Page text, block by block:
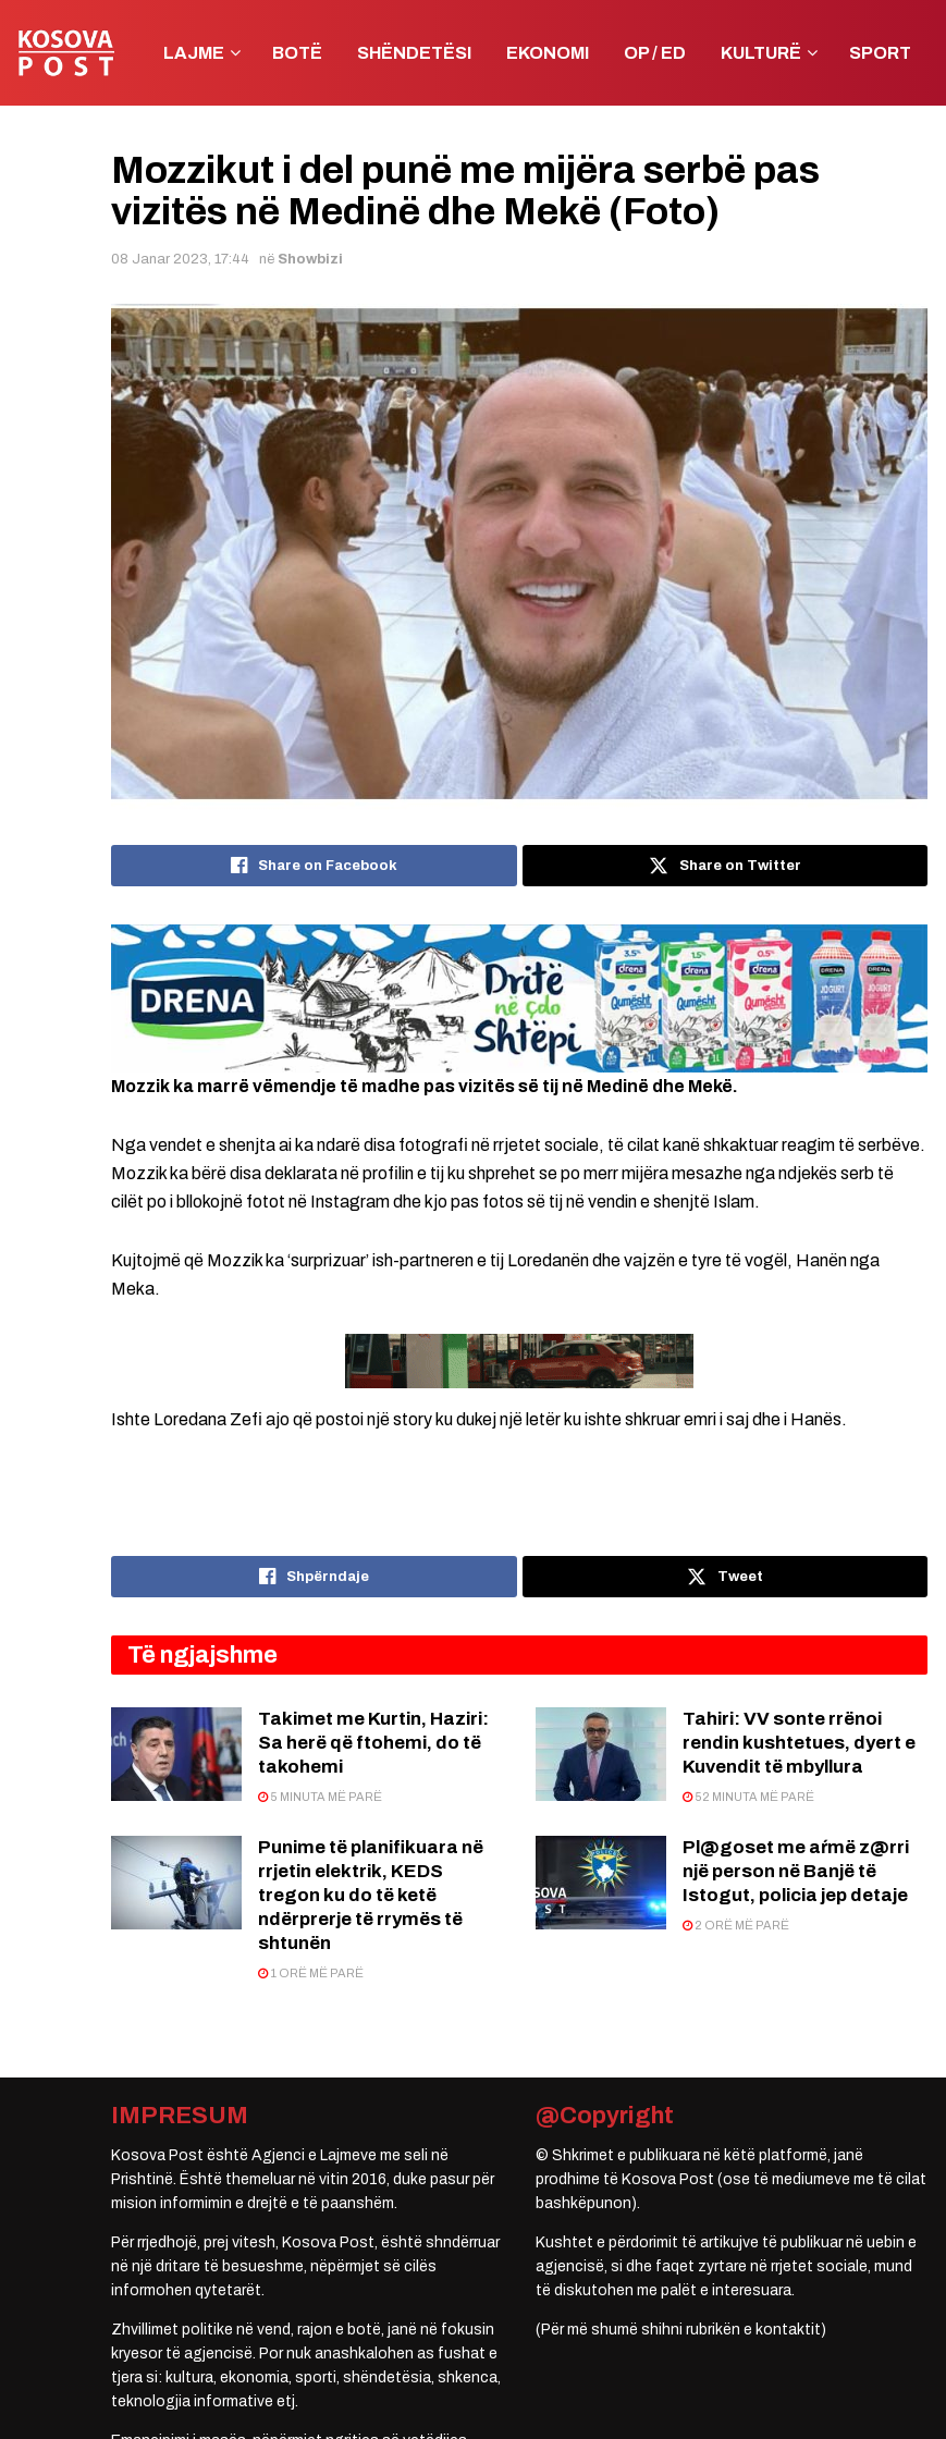
LAJME BOTË SHËNDETËSI EKONOMI OP / ED KULTURË SPORT
Mozzikut i del punë me mijëra serbë pas
vizitës në Medinë dhe Mekë (Foto)
08 Janar 2023, 17:44 në Showbizi
Share on Facebook Share on Twitter
Mozzik ka marrë vëmendje të madhe pas vizitës së tij në Medinë dhe Mekë.
Nga vendet e shenjta ai ka ndarë disa fotografi në rrjetet sociale, të cilat kanë shkaktuar reagim të serbëve.
Mozzik ka bërë disa deklarata në profilin e tij ku shprehet se po merr mijëra mesazhe nga ndjekës serb të
cilët po i bllokojnë fotot në Instagram dhe kjo pas fotos së tij në vendin e shenjtë Islam.
Kujtojmë që Mozzik ka ‘surprizuar’ ish-partneren e tij Loredanën dhe vajzën e tyre të vogël, Hanën nga
Meka.
Ishte Loredana Zefi ajo që postoi një story ku dukej një letër ku ishte shkruar emri i saj dhe i Hanës.
Shpërndaje Tweet
Të ngjajshme
Takimet me Kurtin, Haziri:
Sa herë që ftohemi, do të
takohemi
5 MINUTA MË PARË
Tahiri: VV sonte rrënoi
rendin kushtetues, dyert e
Kuvendit të mbyllura
52 MINUTA MË PARË
Punime të planifikuara në
rrjetin elektrik, KEDS
tregon ku do të ketë
ndërprerje të rrymës të
shtunën
1 ORË MË PARË
Pl@goset me aŕmë z@rri
një person në Banjë të
Istogut, policia jep detaje
2 ORË MË PARË
IMPRESUM
Kosova Post është Agjenci e Lajmeve me seli në
Prishtinë. Është themeluar në vitin 2016, duke pasur për
mision informimin e drejtë e të paanshëm.
Për rrjedhojë, prej vitesh, Kosova Post, është shndërruar
në një dritare të besueshme, nëpërmjet së cilës
informohen qytetarët.
Zhvillimet politike në vend, rajon e botë, janë në fokusin
kryesor të agjencisë. Por nuk anashkalohen as fushat e
tjera si: kultura, ekonomia, sporti, shëndetësia, shkenca,
teknologjia informative etj.
@Copyright
© Shkrimet e publikuara në këtë platformë, janë
prodhime të Kosova Post (ose të mediumeve me të cilat
bashkëpunon).
Kushtet e përdorimit të artikujve të publikuar në uebin e
agjencisë, si dhe faqet zyrtare në rrjetet sociale, mund
të diskutohen me palët e interesuara.
(Për më shumë shihni rubrikën e kontaktit)